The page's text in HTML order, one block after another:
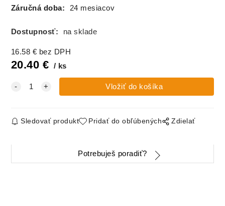
Záručná doba: 24 mesiacov
Dostupnosť: na sklade
16.58 € bez DPH
20.40 € ks
Sledovať produkt Pridať do obľúbených Zdielať
Potrebuješ poradiť?